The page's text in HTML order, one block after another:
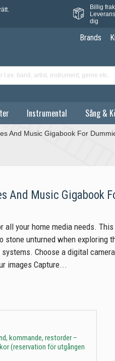
Billig
dig
Brands
Instrumental Sång &
And Music Gigabook For
And Music Gigabook
all your home media needs.
stone unturned when exploring
Choose a digital
images Capture...
kommande, restorder –
(reservation för utgången